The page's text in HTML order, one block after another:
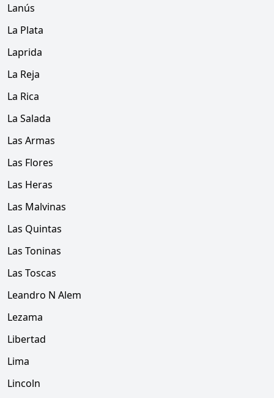
Lanús
La Plata
Laprida
La Reja
La Rica
La Salada
Las Armas
Las Flores
Las Heras
Las Malvinas
Las Quintas
Las Toninas
Las Toscas
Leandro N Alem
Lezama
Libertad
Lima
Lincoln